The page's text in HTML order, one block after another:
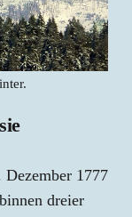
1777
dreier